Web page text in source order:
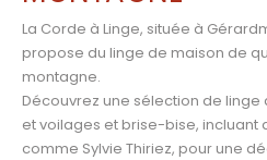
La Corde à Linge, située à
propose du linge de maison de
montagne.
Découvrez une sélection de linge
et voilages et brise-bise,
comme Sylvie Thiriez, pour une